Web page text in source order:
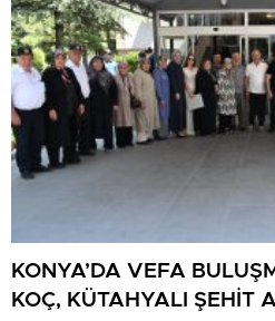
KONYA’DA VEFA
KOÇ, KÜTAHYALI ŞEHİT